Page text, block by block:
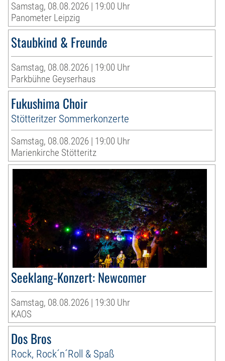
Samstag, 08.08.2026 | 19:00 Uhr
Panometer Leipzig
Staubkind & Freunde
Samstag, 08.08.2026 | 19:00 Uhr
Parkbühne Geyserhaus
Fukushima Choir
Stötteritzer Sommerkonzerte
Samstag, 08.08.2026 | 19:00 Uhr
Marienkirche Stötteritz
Seeklang-Konzert: Newcomer
Samstag, 08.08.2026 | 19:30 Uhr
KAOS
Dos Bros
Rock, Rock´n´Roll & Spaß